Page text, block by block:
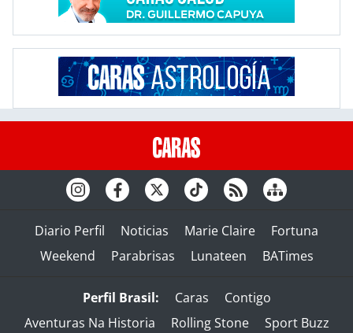
Diario Perfil Noticias Marie Claire
Fortuna
Weekend
Parabrisas Lunateen BATimes
Perfil Brasil: Caras
Contigo
Aventuras Na Historia
Rolling Stone
Sport Buzz